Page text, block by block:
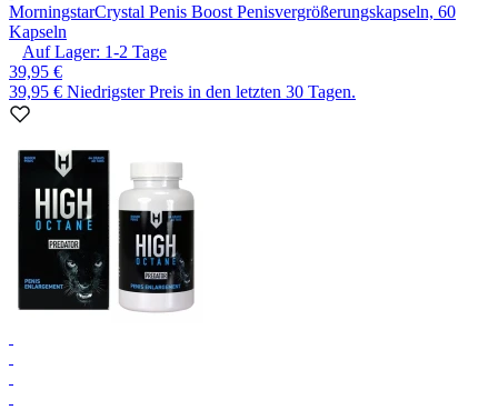
MorningstarCrystal Penis Boost Penisvergrößerungskapseln, 60
Kapseln
Auf Lager: 1-2 Tage
39,95 €
39,95 € Niedrigster Preis in den letzten 30 Tagen.